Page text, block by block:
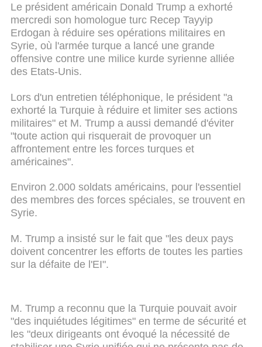
Le président américain Donald Trump a exhorté
mercredi son homologue turc Recep Tayyip
Erdogan à réduire ses opérations militaires en
Syrie, où l'armée turque a lancé une grande
offensive contre une milice kurde syrienne alliée
des Etats-Unis.
Lors d'un entretien téléphonique, le président "a
exhorté la Turquie à réduire et limiter ses actions
militaires" et M. Trump a aussi demandé d'éviter
"toute action qui risquerait de provoquer un
affrontement entre les forces turques et
américaines".
Environ 2.000 soldats américains, pour l'essentiel
des membres des forces spéciales, se trouvent en
Syrie.
M. Trump a insisté sur le fait que "les deux pays
doivent concentrer les efforts de toutes les parties
sur la défaite de l'EI".
M. Trump a reconnu que la Turquie pouvait avoir
"des inquiétudes légitimes" en terme de sécurité et
les "deux dirigeants ont évoqué la nécessité de